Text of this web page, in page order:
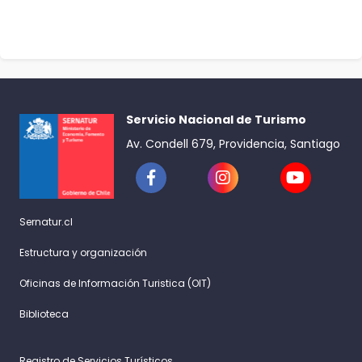
Servicio Nacional de Turismo
Av. Condell 679, Providencia, Santiago
Sernatur.cl
Estructura y organización
Oficinas de Información Turistica (OIT)
Biblioteca